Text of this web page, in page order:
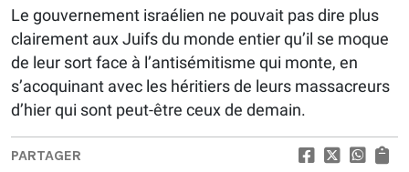
Le gouvernement israélien ne pouvait pas dire plus
clairement aux Juifs du monde entier qu’il se moque
de leur sort face à l’antisémitisme qui monte, en
s’acoquinant avec les héritiers de leurs massacreurs
d’hier qui sont peut-être ceux de demain.
PARTAGER